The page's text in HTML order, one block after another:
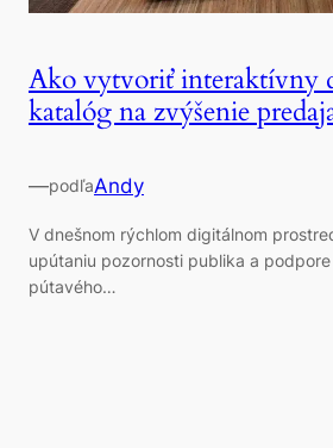
Ako vytvoriť interaktívny
katalóg na zvýšenie
—podľaAndy
V dnešnom rýchlom digitálnom
upútaniu pozornosti publika a
pútavého…